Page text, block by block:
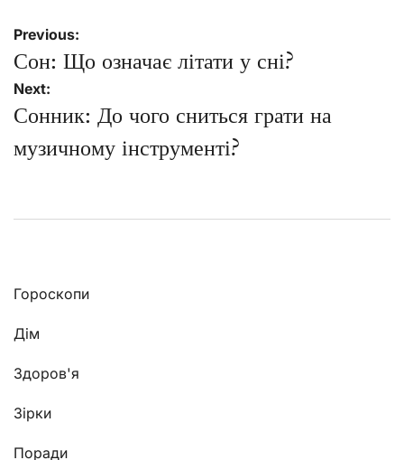
Навігація
записів
Previous:
Сон: Що означає літати у сні?
Next:
Сонник: До чого сниться грати на
музичному інструменті?
Гороскопи
Дім
Здоров'я
Зірки
Поради